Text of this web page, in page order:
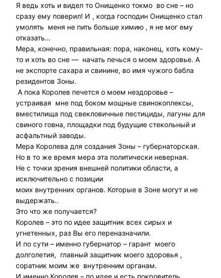
Я ведь хоть и видел то Онищенко токмо во сне – но
сразу ему поверил! И , когда господин Онищенко стал
умолять меня не пить больше химию , я не мог ему
отказать…
Мера, конечно, правильная: пора, наконец, хоть кому-
то и хоть во сне — начать печься о моем здоровье. А
не экспорте сахара и свинине, во имя чужого бабла
резидентов Зоны.
А пока Королев печется о моем нездоровье –
устраивая мне под боком мощные свинокоплексы,
вместилища под свекловичные пестициды, лагуны для
свиного говна, площадки под будущие стекольный и
асфальтный заводы.
Мера Королева для создания Зоны – губернаторская.
Но в то же время мера эта политически неверная.
Не с точки зрения внешней политики области, а
исключительно с позиции
моих внутренних органов. Которые в Зоне могут и не
выдержать..
Это что же получается?
Королев – это по идее защитник всех сирых и
угнетенных, раз Вы его переназначили.
И по сути – именно губернатор – гарант моего
долголетия, главный защитник моего здоровья ,
соратник моим же внутренним органам.
И именно Королев – по идее и есть покровитель